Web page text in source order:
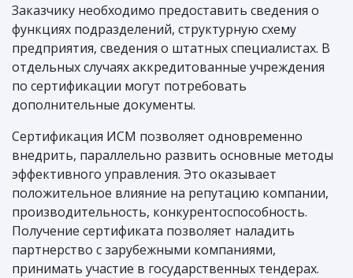
Заказчику необходимо предоставить сведения о
функциях подразделений, структурную схему
предприятия, сведения о штатных специалистах. В
отдельных случаях аккредитованные учреждения
по сертификации могут потребовать
дополнительные документы.
Сертификация ИСМ позволяет одновременно
внедрить, параллельно развить основные методы
эффективного управления. Это оказывает
положительное влияние на репутацию компании,
производительность, конкурентоспособность.
Получение сертификата позволяет наладить
партнерство с зарубежными компаниями,
принимать участие в государственных тендерах.